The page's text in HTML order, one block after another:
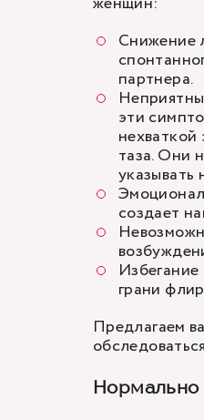
Снижение
партнера.
эти
таза. Они
создает
грани
Предлагаем
Нормально